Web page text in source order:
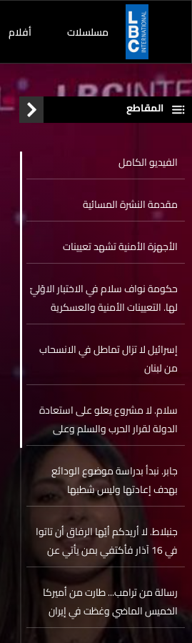
مسلسلات أفلام
المقاطع
الفيديو الكامل
مقدمة النشرة المسائية
الأجهزة الأمنية تشهد تعيينات
حكومة نواف سلام في الاختبار الاوّليّ
لها. التعيينات الأمنية والعسكرية
إسرائيل لا تزال تماطل في الانسحاب
من لبنان
سلام. لا مشروع يعلو على استعادة
الدولة لقرار الحرب والسلم وعلى
الإصلاح
جابر. نبدأ بدراسة موضوع الودائع
بهدف إعادتها وليس شطبها
جنبلاط. لا أريدكم أيّها الرفاق أن تاتوا
في 16 آذار فأكتفي بمن يأتي عن
قناعة
رسالة من ترامب... طارت من أميركا
الخميس الماضي وغطَت في إيران